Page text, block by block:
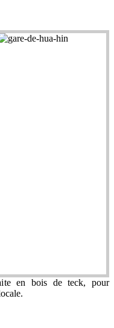
en bois de teck, pour